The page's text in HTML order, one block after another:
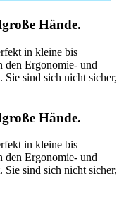
Hände.
in kleine bis
den Ergonomie- und
sind sich nicht sicher,
Hände.
in kleine bis
den Ergonomie- und
sind sich nicht sicher,